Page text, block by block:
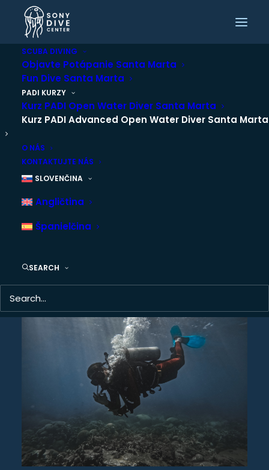
SCUBA DIVING
Objavte Potápanie Santa Marta
Fun Dive Santa Marta
PADI KURZY
Kurz PADI Open Water Diver Santa Marta
Kurz PADI Advanced Open Water Diver Santa Marta
O NÁS
KONTAKTUJTE NÁS
SLOVENČINA
Angličtina
Španielčina
SEARCH
KURZ PADI
ADVANCED OPEN
WATER DIVER SANTA
MARTA
Ponor sa hlbšie. Zlepši svoje vztlakovanie. Naviguj s
istotou.